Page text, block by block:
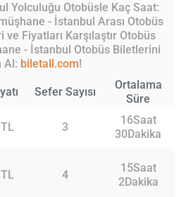
Yolculuğu Otobüsle Kaç Saat:
- İstanbul Arası Otobüs
ve Fiyatları Karşılaştır Otobüs
- İstanbul Otobüs Biletlerini
Al: biletall.com!
Sefer Sayısı
Ortalama
Süre
3
16Saat
30Dakika
4
15Saat
2Dakika